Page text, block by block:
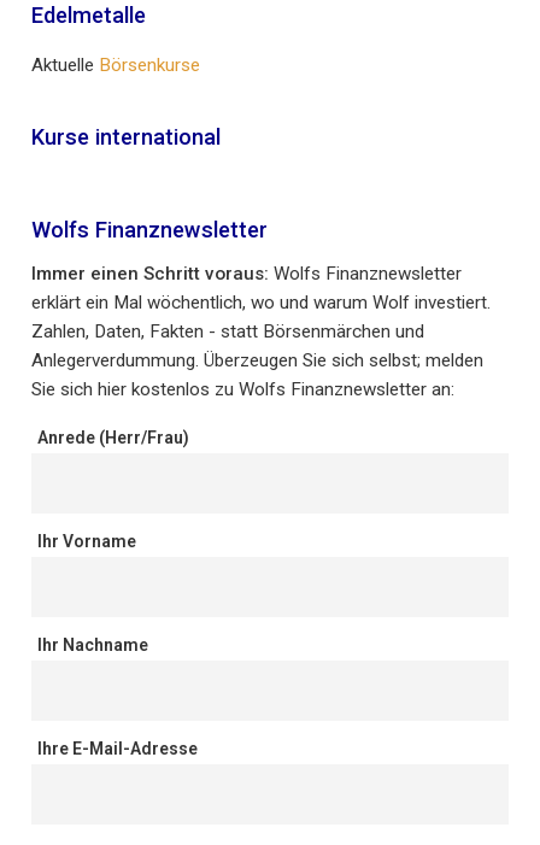
Edelmetalle
Aktuelle Börsenkurse
Kurse international
Wolfs Finanznewsletter
Immer einen Schritt voraus: Wolfs Finanznewsletter
erklärt ein Mal wöchentlich, wo und warum Wolf investiert.
Zahlen, Daten, Fakten - statt Börsenmärchen und
Anlegerverdummung. Überzeugen Sie sich selbst; melden
Sie sich hier kostenlos zu Wolfs Finanznewsletter an:
Anrede (Herr/Frau)
Ihr Vorname
Ihr Nachname
Ihre E-Mail-Adresse